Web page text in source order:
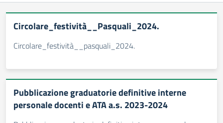
Circolare_festività__Pasquali_2024.
Circolare_festività__pasquali_2024.
Pubblicazione graduatorie definitive interne
personale docenti e ATA a.s. 2023-2024